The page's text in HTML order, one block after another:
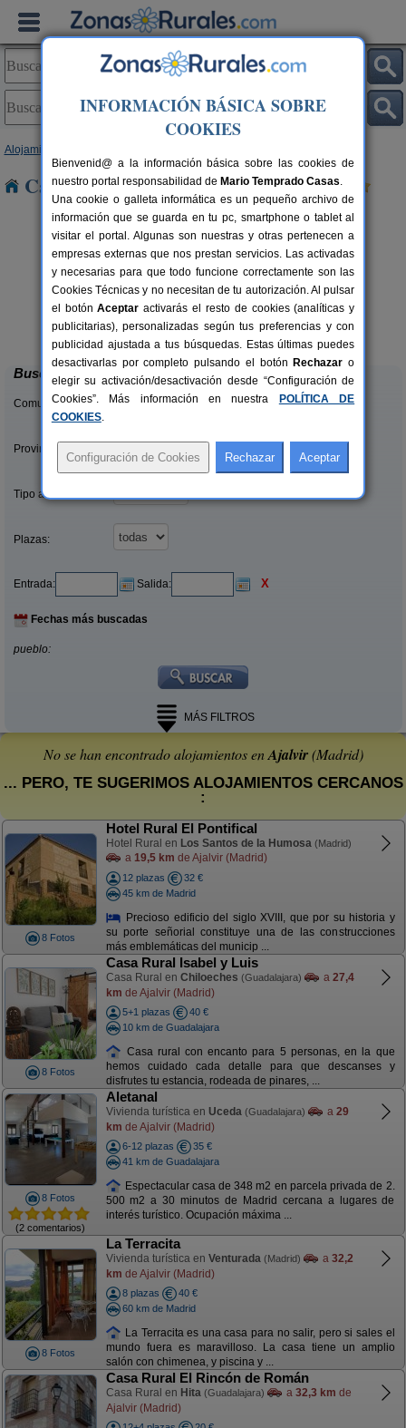
Alojamientos
Casas Rurales cerca de Ajalvir
2-9+1 pers.
desde27 €
Piedra Libre
Manzanares El Real (Madrid)
Buscar
Comunidades:
Provincias/Islas:
Tipo alquiler:
Plazas:
Entrada: Salida: X
Fechas más buscadas
pueblo:
MÁS FILTROS
No se han encontrado alojamientos enAjalvir(Madrid)
... PERO, TE SUGERIMOS ALOJAMIENTOS CERCANOS
:
8 Fotos
Hotel Rural El Pontifical
Hotel Rural en Los Santos de la Humosa (Madrid)
a 19,5 km de Ajalvir (Madrid)
12 plazas
32 €
45 km de Madrid
Precioso edificio del siglo XVIII, que por su historia y
su porte señorial constituye una de las construcciones
más emblemáticas del municip ...
8 Fotos
Casa Rural Isabel y Luis
Casa Rural en Chiloeches (Guadalajara) a 27,4
km de Ajalvir (Madrid)
5+1 plazas
40 €
10 km de Guadalajara
Casa rural con encanto para 5 personas, en la que
hemos cuidado cada detalle para que descanses y
disfrutes tu estancia, rodeada de pinares, ...
8 Fotos
(2 comentarios)
Aletanal
Vivienda turística en Uceda (Guadalajara) a 29
km de Ajalvir (Madrid)
6-12 plazas
35 €
41 km de Guadalajara
Espectacular casa de 348 m2 en parcela privada de 2.
500 m2 a 30 minutos de Madrid cercana a lugares de
interés turístico. Ocupación máxima ...
8 Fotos
La Terracita
Vivienda turística en Venturada (Madrid) a 32,2
km de Ajalvir (Madrid)
8 plazas
40 €
60 km de Madrid
La Terracita es una casa para no salir, pero si sales el
mundo fuera es maravilloso. La casa tiene un amplio
salón con chimenea, y piscina y ...
Casa Rural El Rincón de Román
Casa Rural en Hita (Guadalajara) a 32,3 km de
Ajalvir (Madrid)
INFORMACIÓN BÁSICA SOBRE
COOKIES
Bienvenid@ a la información básica sobre las cookies de
nuestro portal responsabilidad de Mario Temprado Casas.
Una cookie o galleta informática es un pequeño archivo de
información que se guarda en tu pc, smartphone o tablet al
visitar el portal. Algunas son nuestras y otras pertenecen a
empresas externas que nos prestan servicios. Las activadas
y necesarias para que todo funcione correctamente son las
Cookies Técnicas y no necesitan de tu autorización. Al pulsar
el botónAceptar activarás el resto de cookies (analíticas y
publicitarias), personalizadas según tus preferencias y con
publicidad ajustada a tus búsquedas. Estas últimas puedes
desactivarlas por completo pulsando el botón Rechazar o
elegir su activación/desactivación desde “Configuración de
Cookies”. Más información en nuestra
POLÍTICA DE
COOKIES.